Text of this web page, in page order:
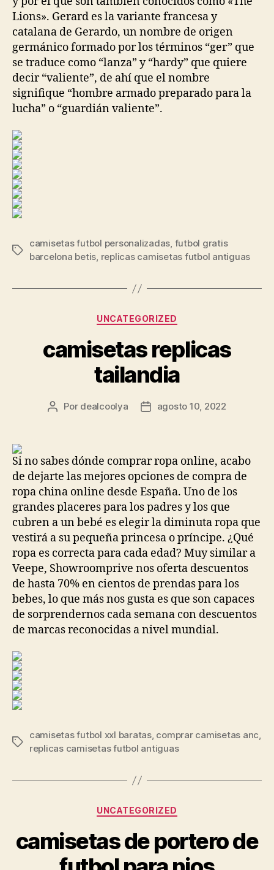
Lions». Gerard es la variante francesa y
catalana de Gerardo, un nombre de origen
germánico formado por los términos “ger” que
se traduce como “lanza” y “hardy” que quiere
decir “valiente”, de ahí que el nombre
signifique “hombre armado preparado para la
lucha” o “guardián valiente”.
Etiquetas
camisetas futbol personalizadas, futbol gratis
barcelona betis, replicas camisetas futbol antiguas
Categorías
UNCATEGORIZED
camisetas replicas
tailandia
Autor
Por dealcoolya
Fechaagosto 10, 2022
Si no sabes dónde comprar ropa online, acabo
de dejarte las mejores opciones de compra de
ropa china online desde España. Uno de los
grandes placeres para los padres y los que
cubren a un bebé es elegir la diminuta ropa que
vestirá a su pequeña princesa o príncipe. ¿Qué
ropa es correcta para cada edad? Muy similar a
Veepe, Showroomprive nos oferta descuentos
de hasta 70% en cientos de prendas para los
bebes, lo que más nos gusta es que son capaces
de sorprendernos cada semana con descuentos
de marcas reconocidas a nivel mundial.
Etiquetas
camisetas futbol xxl baratas, comprar camisetas anc,
replicas camisetas futbol antiguas
Categorías
UNCATEGORIZED
camisetas de portero de